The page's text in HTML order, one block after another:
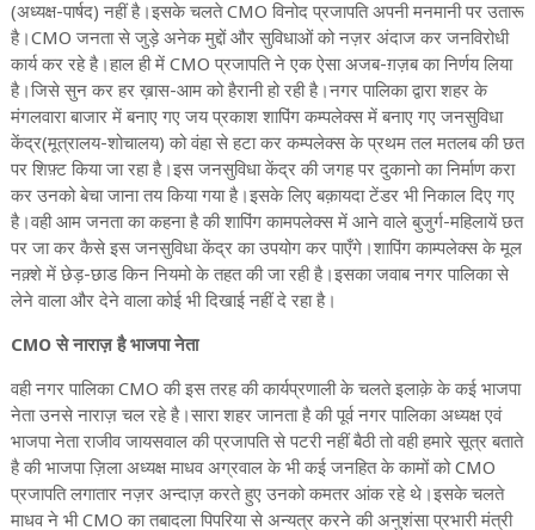
(अध्यक्ष-पार्षद) नहीं है।इसके चलते CMO विनोद प्रजापति अपनी मनमानी पर उतारू
है।CMO जनता से जुड़े अनेक मुद्दों और सुविधाओं को नज़र अंदाज कर जनविरोधी
कार्य कर रहे है।हाल ही में CMO प्रजापति ने एक ऐसा अजब-ग़ज़ब का निर्णय लिया
है।जिसे सुन कर हर ख़ास-आम को हैरानी हो रही है।नगर पालिका द्वारा शहर के
मंगलवारा बाजार में बनाए गए जय प्रकाश शापिंग कम्पलेक्स में बनाए गए जनसुविधा
केंद्र(मूत्रालय-शोचालय) को वंहा से हटा कर कम्पलेक्स के प्रथम तल मतलब की छत
पर शिफ़्ट किया जा रहा है।इस जनसुविधा केंद्र की जगह पर दुकानो का निर्माण करा
कर उनको बेचा जाना तय किया गया है।इसके लिए बक़ायदा टेंडर भी निकाल दिए गए
है।वही आम जनता का कहना है की शापिंग कामपलेक्स में आने वाले बुजुर्ग-महिलायें छत
पर जा कर कैसे इस जनसुविधा केंद्र का उपयोग कर पाएँगे।शापिंग काम्पलेक्स के मूल
नक़्शे में छेड़-छाड किन नियमो के तहत की जा रही है।इसका जवाब नगर पालिका से
लेने वाला और देने वाला कोई भी दिखाई नहीं दे रहा है।
CMO से नाराज़ है भाजपा नेता
वही नगर पालिका CMO की इस तरह की कार्यप्रणाली के चलते इलाक़े के कई भाजपा
नेता उनसे नाराज़ चल रहे है।सारा शहर जानता है की पूर्व नगर पालिका अध्यक्ष एवं
भाजपा नेता राजीव जायसवाल की प्रजापति से पटरी नहीं बैठी तो वही हमारे सूत्र बताते
है की भाजपा ज़िला अध्यक्ष माधव अग्रवाल के भी कई जनहित के कामों को CMO
प्रजापति लगातार नज़र अन्दाज़ करते हुए उनको कमतर आंक रहे थे।इसके चलते
माधव ने भी CMO का तबादला पिपरिया से अन्यत्र करने की अनुशंसा प्रभारी मंत्री